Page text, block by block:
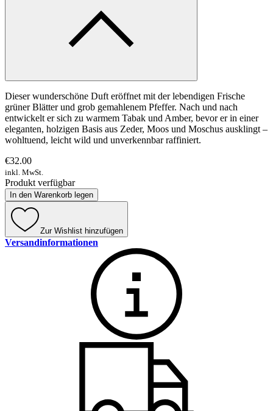
Dieser wunderschöne Duft eröffnet mit der lebendigen Frische
grüner Blätter und grob gemahlenem Pfeffer. Nach und nach
entwickelt er sich zu warmem Tabak und Amber, bevor er in einer
eleganten, holzigen Basis aus Zeder, Moos und Moschus ausklingt –
wohltuend, leicht wild und unverkennbar raffiniert.
€32.00
inkl. MwSt.
Produkt verfügbar
In den Warenkorb legen
Zur Wishlist hinzufügen
Versandinformationen